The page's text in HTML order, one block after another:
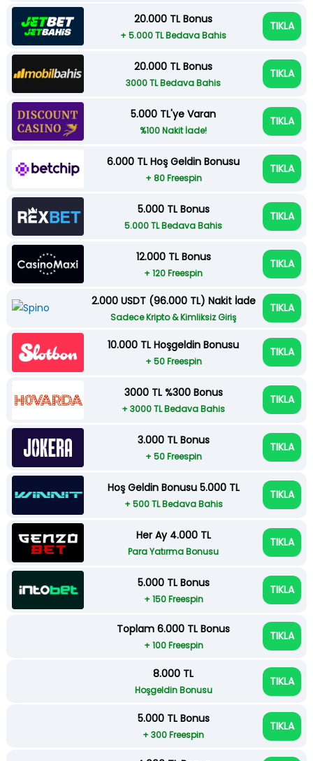
20.000 TL Bonus
+ 5.000 TL Bedava Bahis
TIKLA
20.000 TL Bonus
3000 TL Bedava Bahis
TIKLA
5.000 TL'ye Varan
%100 Nakit İade!
TIKLA
6.000 TL Hoş Geldin Bonusu
+ 80 Freespin
TIKLA
5.000 TL Bonus
5.000 TL Bedava Bahis
TIKLA
12.000 TL Bonus
+ 120 Freespin
TIKLA
2.000 USDT (96.000 TL) Nakit İade
Sadece Kripto & Kimliksiz Giriş
TIKLA
10.000 TL Hoşgeldin Bonusu
+ 50 Freespin
TIKLA
3000 TL %300 Bonus
+ 3000 TL Bedava Bahis
TIKLA
3.000 TL Bonus
+ 50 Freespin
TIKLA
Hoş Geldin Bonusu 5.000 TL
+ 500 TL Bedava Bahis
TIKLA
Her Ay 4.000 TL
Para Yatırma Bonusu
TIKLA
5.000 TL Bonus
+ 150 Freespin
TIKLA
Toplam 6.000 TL Bonus
+ 100 Freespin
TIKLA
8.000 TL
Hoşgeldin Bonusu
TIKLA
5.000 TL Bonus
+ 300 Freespin
TIKLA